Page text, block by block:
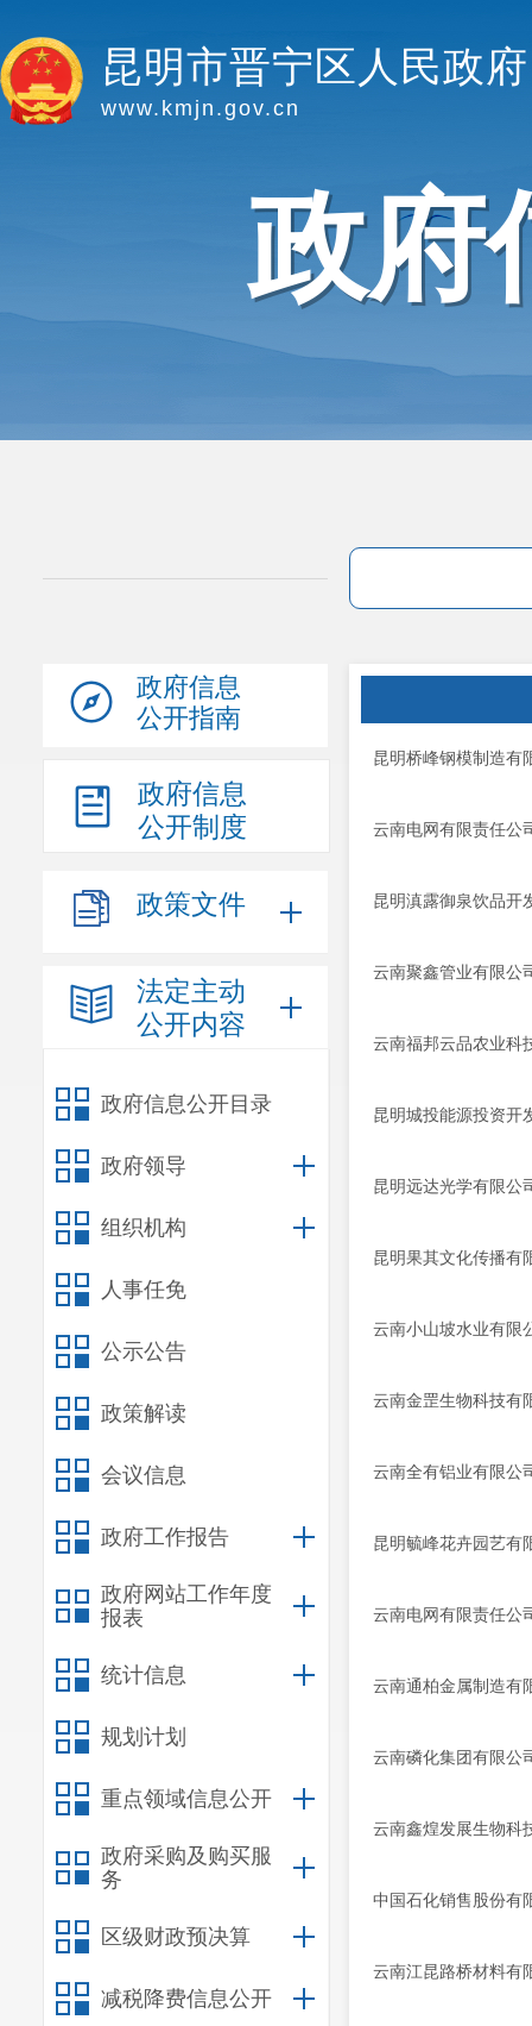
昆明市晋宁区人民政府
www.kmjn.gov.cn
政府
政府信息
公开指南
政府信息
公开制度
政策文件
法定主动
公开内容
政府信息公开目录
政府领导
组织机构
人事任免
公示公告
政策解读
会议信息
政府工作报告
政府网站工作年度
报表
统计信息
规划计划
重点领域信息公开
政府采购及购买服
务
区级财政预决算
减税降费信息公开
昆明桥峰钢模制造有
云南电网有限责任公
昆明滇露御泉饮品开
云南聚鑫管业有限公
云南福邦云品农业科
昆明城投能源投资开
昆明远达光学有限公
昆明果其文化传播有
云南小山坡水业有限
云南金罡生物科技有
云南全有铝业有限公
昆明毓峰花卉园艺有
云南电网有限责任公
云南通柏金属制造有
云南磷化集团有限公
云南鑫煌发展生物科
中国石化销售股份有
云南江昆路桥材料有